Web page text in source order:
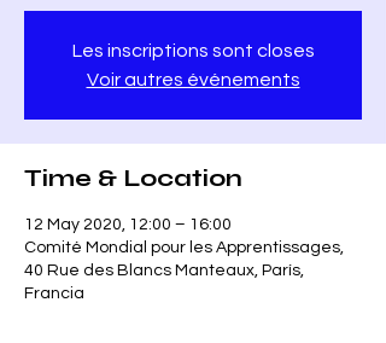
Les inscriptions sont closes
Voir autres événements
Time & Location
12 May 2020, 12:00 – 16:00
Comité Mondial pour les Apprentissages,
40 Rue des Blancs Manteaux, París,
Francia